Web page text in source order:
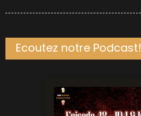
Ecoutez notre Podcast!